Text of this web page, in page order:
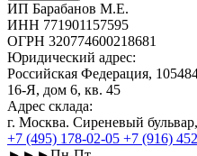
ИП Барабанов М.Е.
ИНН 771901157595
ОГРН 320774600218681
Юридический адрес:
Российская Федерация,
16-Я, дом 6, кв. 45
Адрес склада:
г. Москва. Сиреневый
+7 (495) 178-02-05 +7 (916)